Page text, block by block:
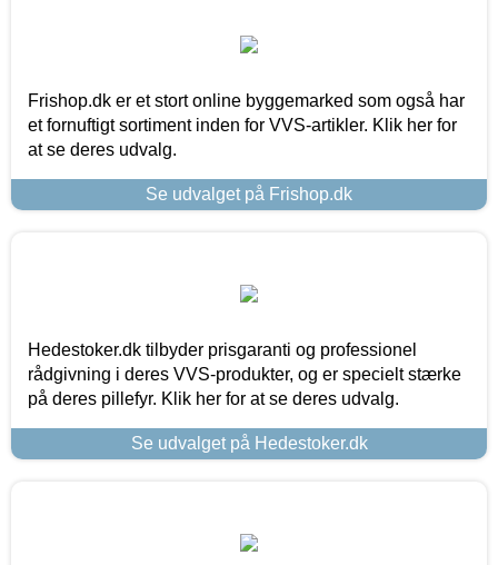
Frishop.dk er et stort online byggemarked som også har
et fornuftigt sortiment inden for VVS-artikler. Klik her for
at se deres udvalg.
Se udvalget på Frishop.dk
Hedestoker.dk tilbyder prisgaranti og professionel
rådgivning i deres VVS-produkter, og er specielt stærke
på deres pillefyr. Klik her for at se deres udvalg.
Se udvalget på Hedestoker.dk